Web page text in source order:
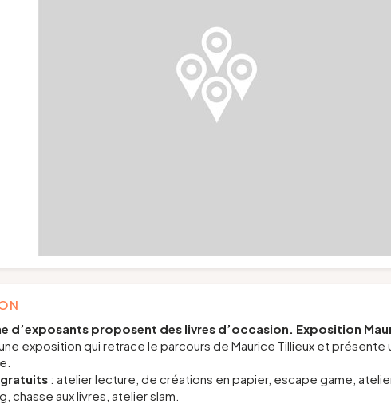
d’exposants proposent des livres d’occasion. Exposition
exposition qui retrace le parcours de Maurice Tillieux et présente
gratuits : atelier lecture, de créations en papier, escape game,
chasse aux livres, atelier slam.